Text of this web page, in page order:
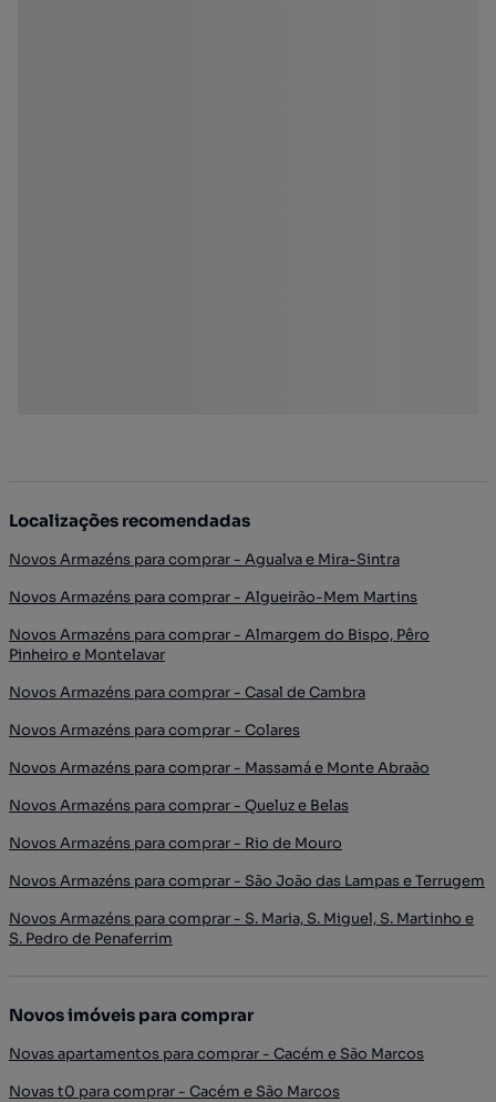
Localizações recomendadas
Novos Armazéns para comprar - Agualva e Mira-Sintra
Novos Armazéns para comprar - Algueirão-Mem Martins
Novos Armazéns para comprar - Almargem do Bispo, Pêro
Pinheiro e Montelavar
Novos Armazéns para comprar - Casal de Cambra
Novos Armazéns para comprar - Colares
Novos Armazéns para comprar - Massamá e Monte Abraão
Novos Armazéns para comprar - Queluz e Belas
Novos Armazéns para comprar - Rio de Mouro
Novos Armazéns para comprar - São João das Lampas e Terrugem
Novos Armazéns para comprar - S. Maria, S. Miguel, S. Martinho e
S. Pedro de Penaferrim
Novos imóveis para comprar
Novas apartamentos para comprar - Cacém e São Marcos
Novas t0 para comprar - Cacém e São Marcos